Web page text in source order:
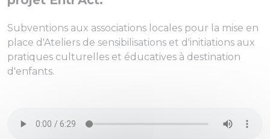
Subventions aux associations locales pour la mise en
place d'Ateliers de sensibilisations et d'initiations aux
pratiques culturelles et éducatives à destination
d'enfants.